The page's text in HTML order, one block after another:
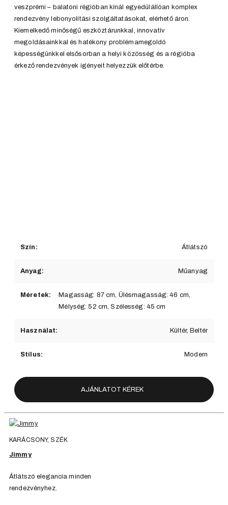
veszprémi – balatoni régióban kínál egyedülállóan komplex
rendezvény lebonyolítási szolgáltatásokat, elérhető áron.
Kiemelkedő minőségű eszköztárunkkal, innovatív
megoldásainkkal és hatékony problémamegoldó
képességünkkel elsősorban a helyi közösség és a régióba
érkező rendezvények igényeit helyezzük előtérbe.
Szín: Átlátszó
Anyag: Műanyag
Méretek:
Magasság: 87 cm, Ülésmagasság: 46 cm,
Mélység: 52 cm, Szélesség: 45 cm
Használat: Kültér, Beltér
Stílus: Modern
AJÁNLATOT KÉREK
KARÁCSONY, SZÉK
Jimmy
Átlátszó elegancia minden
rendezvényhez.